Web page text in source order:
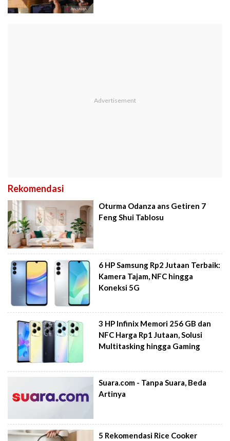
Rekomendasi
Oturma Odanza ans Getiren 7
Feng Shui Tablosu
6 HP Samsung Rp2 Jutaan Terbaik:
Kamera Tajam, NFC hingga
Koneksi 5G
3 HP Infinix Memori 256 GB dan
NFC Harga Rp1 Jutaan, Solusi
Multitasking hingga Gaming
Suara.com - Tanpa Suara, Beda
Artinya
5 Rekomendasi Rice Cooker